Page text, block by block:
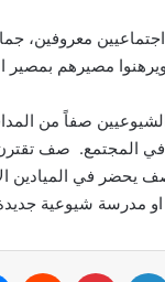
اجتماعيين معروفين،
مصيرهم بمصير
الشيوعيين صفاً من
صف تقترن به
يحضر في الميادين
او مدرسة شيوعية
لينكدإن بينتيريست